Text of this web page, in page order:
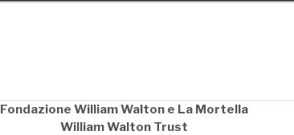
Fondazione William Walton e La Mortella
William Walton Trust